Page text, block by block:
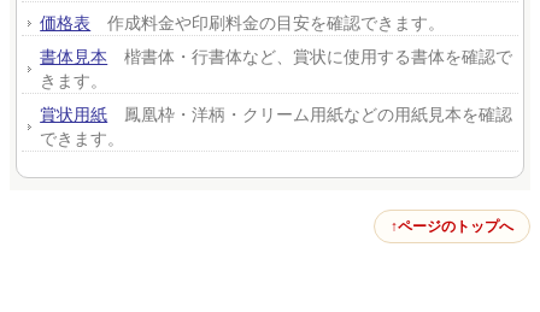
価格表 作成料金や印刷料金の目安を確認できます。
書体見本 楷書体・行書体など、賞状に使用する書体を確認で
きます。
賞状用紙 鳳凰枠・洋柄・クリーム用紙などの用紙見本を確認
できます。
ページのトップへ